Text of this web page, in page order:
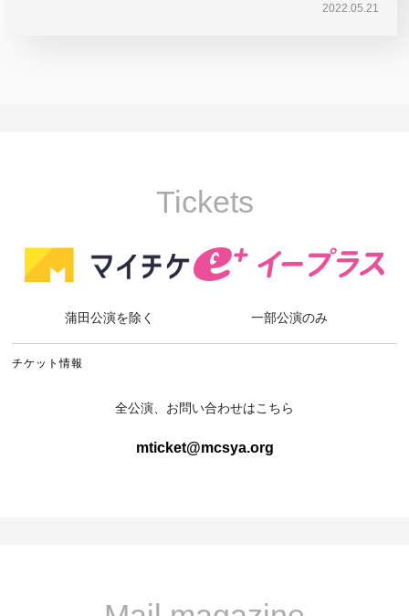
2022.05.21
Tickets
蒲田公演を除く 一部公演のみ
チケット情報
全公演、お問い合わせはこちら
mticket@mcsya.org